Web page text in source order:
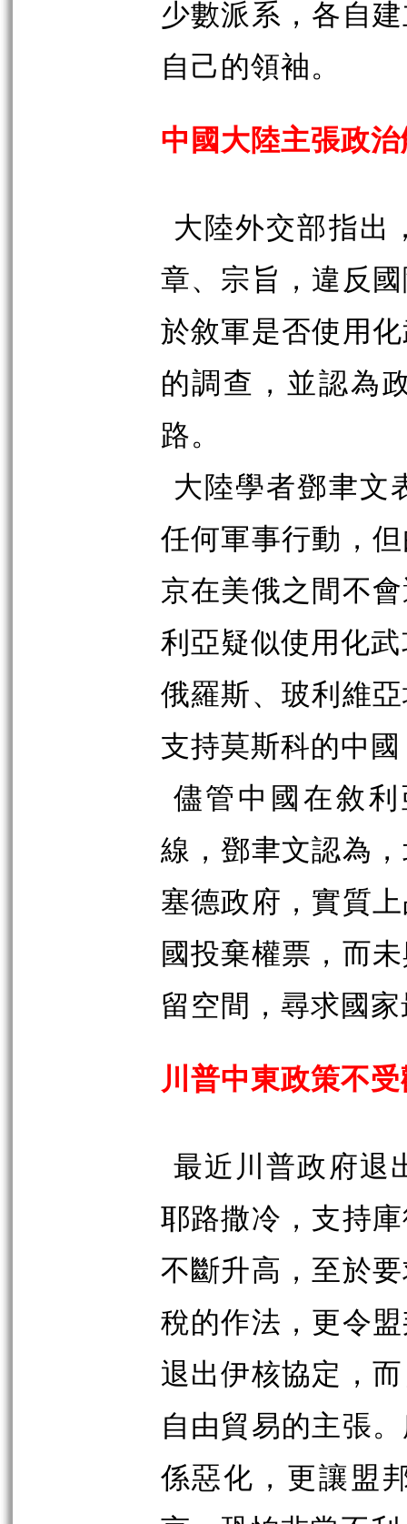
少數派系，各自
自己的領袖。
中國大陸主張政
大陸外交部指出
章、宗旨，違反
於敘軍是否使用
的調查，並認為
路。
大陸學者鄧聿文
任何軍事行動，
京在美俄之間不
利亞疑似使用化
俄羅斯、玻利維
支持莫斯科的中
儘管中國在敘
線，鄧聿文認為
塞德政府，實質
國投棄權票，而
留空間，尋求國
川普中東政策不
最近川普政府退
耶路撒冷，支持
不斷升高，至於
稅的作法，更令
退出伊核協定，
自由貿易的主張
係惡化，更讓盟